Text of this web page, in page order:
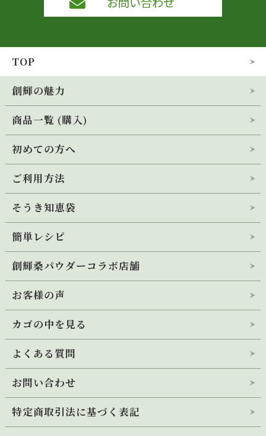
TOP
創輝の魅力
会社概要
桑品種「創輝」のこだわり
メディア掲載・出店情報
公式キャラクター
商品一覧 (購入)
桑の青汁 創輝王
桑の青汁 創輝王
桑の青汁 創輝王
桑の飴
桑茶100％(ティーバッグ)
桑入り玄米茶
桑葉100％パウダー
桑ストール(シルク)
桑ストール(オーガニックコットン)
初めての方へ
ご利用方法
そうき知恵袋
簡単レシピ
桑の青汁 創輝王
桑葉100％パウダー
桑レシピ投稿フォーム
創輝桑パウダーコラボ店舗
お客様の声
カゴの中を見る
よくある質問
お問い合わせ
特定商取引法に基づく表記